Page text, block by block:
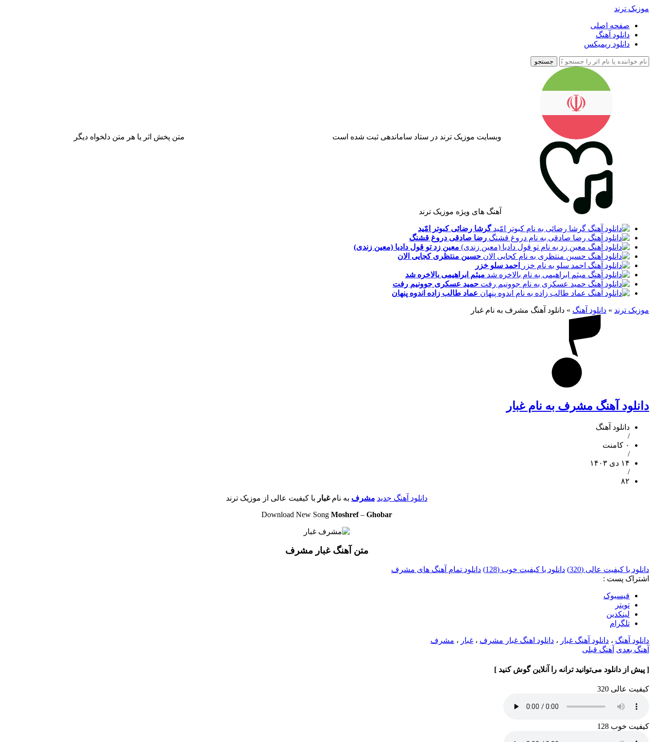
موزیک ترند
صفحه اصلی
دانلود آهنگ
دانلود ریمیکس
جستجو
وبسایت موزیک ترند در ستاد ساماندهی ثبت شده است متن پخش اثر یا هر متن دلخواه دیگر
آهنگ های ویژه موزیک ترند
گرشا رضائیکبوتر امّید
رضا صادقی دروغ قشنگ
معین زدتو قول دادیا (معین زندی)
حسین منتظریکجایی الان
احمد سلو خزر
میثم ابراهیمی بالاخره شد
حمید عسکری جوونیم رفت
عماد طالب زاده اندوه پنهان
موزیک ترند » دانلود آهنگ » دانلود آهنگ مشرف به نام غبار
دانلود آهنگ مشرف به نام غبار
دانلود آهنگ
/
۰ کامنت
/
۱۴ دی ۱۴۰۳
/
۸۲
دانلود آهنگ جدید مشرف به نامغبار با کیفیت عالی از موزیک ترند
Download New Song Moshref– Ghobar
متن آهنگ غبار مشرف
دانلود با کیفیت عالی (320) دانلود با کیفیت خوب (128)
دانلود تمام آهنگ های مشرف
اشتراک پست :
فيسبوک
تويتر
لینکدین
تلگرام
دانلود آهنگ ، دانلود آهنگ غبار ، دانلود اهنگ غبار مشرف ، غبار ، مشرف
آهنگ بعدی آهنگ قبلی
[ پیش از دانلود می‌توانید ترانه را آنلاین گوش کنید ]
کیفیت عالی 320
کیفیت خوب 128